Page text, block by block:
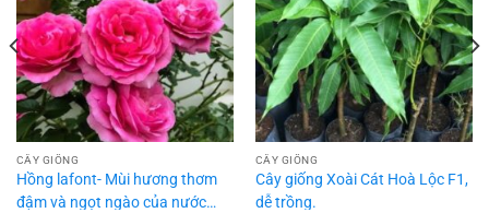
CÂY GIỐNG
Hồng lafont- Mùi hương thơm
đậm và ngọt ngào của nước
CÂY GIỐNG
Cây giống Xoài Cát Hoà Lộc F1,
dễ trồng.